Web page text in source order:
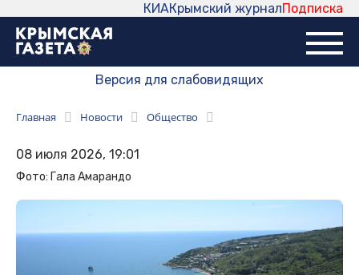
Подписка
Крымский журнал
КИА
Версия для слабовидящих
Главная Новости Общество
08 июля 2026, 19:01
Фото: Гала Амарандо